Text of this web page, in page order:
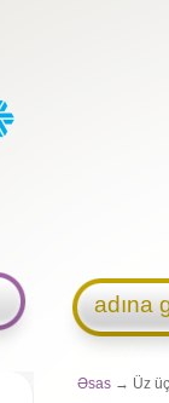
adına
Əsas → Üz